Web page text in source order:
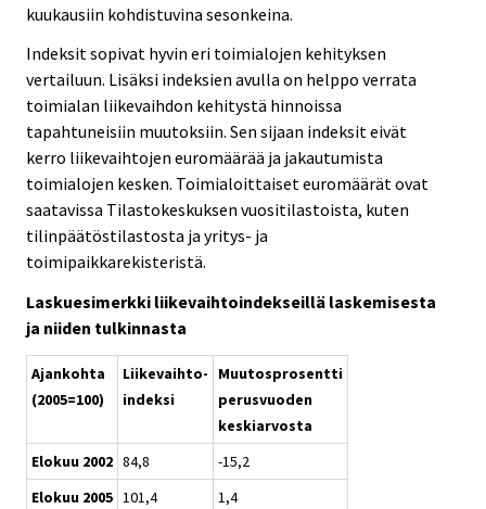
kuukausiin kohdistuvina sesonkeina.
Indeksit sopivat hyvin eri toimialojen kehityksen
vertailuun. Lisäksi indeksien avulla on helppo verrata
toimialan liikevaihdon kehitystä hinnoissa
tapahtuneisiin muutoksiin. Sen sijaan indeksit eivät
kerro liikevaihtojen euromäärää ja jakautumista
toimialojen kesken. Toimialoittaiset euromäärät ovat
saatavissa Tilastokeskuksen vuositilastoista, kuten
tilinpäätöstilastosta ja yritys- ja
toimipaikkarekisteristä.
Laskuesimerkki liikevaihtoindekseillä laskemisesta
ja niiden tulkinnasta
Ajankohta
(2005=100)
Liikevaihto-
indeksi
Muutosprosentti
perusvuoden
keskiarvosta
Elokuu 2002 84,8
-15,2
Elokuu 2005 101,4
1,4